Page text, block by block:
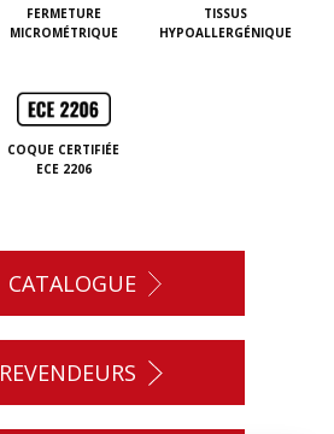
FERMETURE
MICROMÉTRIQUE
TISSUS
HYPOALLERGÉNIQUE
COQUE CERTIFIÉE
ECE 2206
CATALOGUE
REVENDEURS